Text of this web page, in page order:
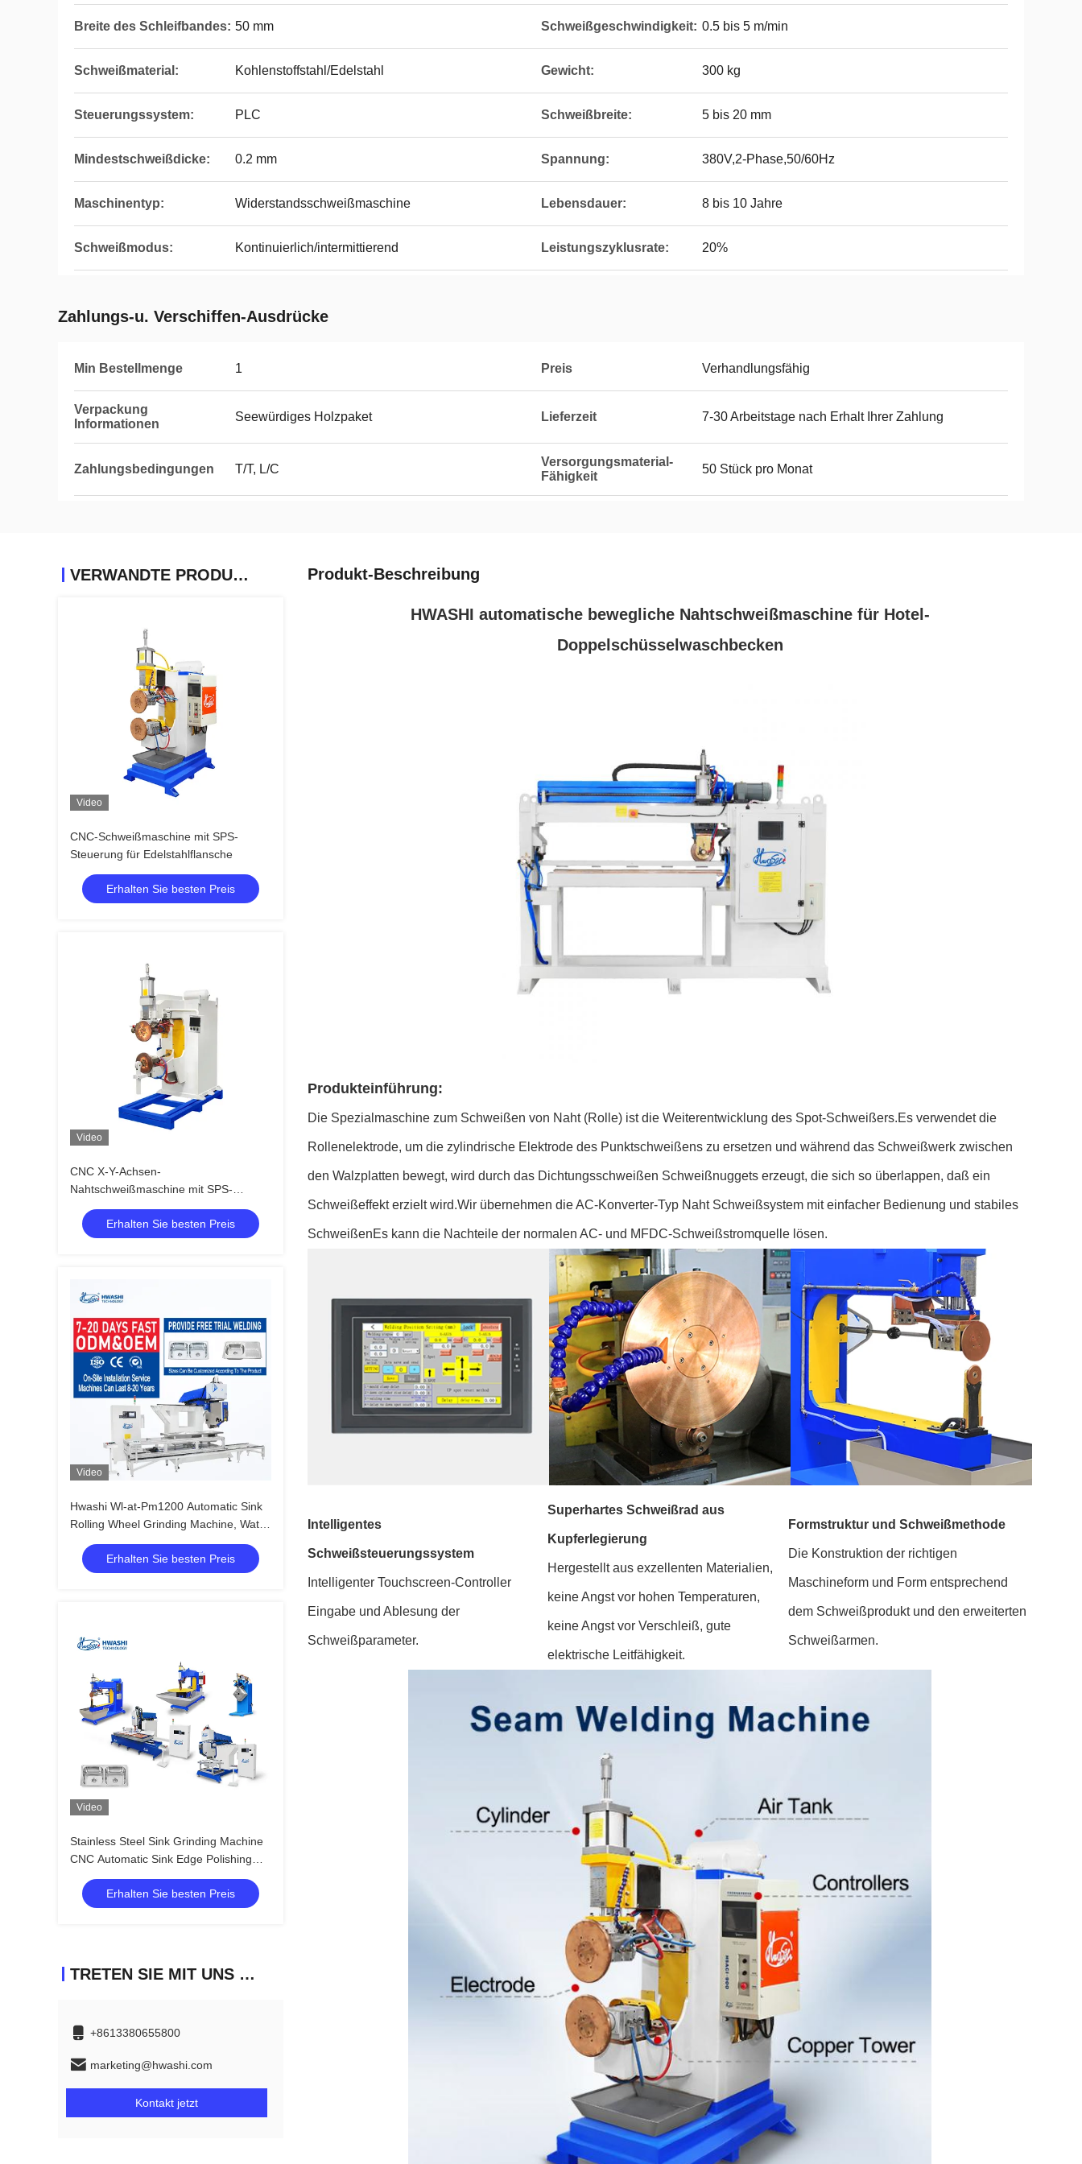
Breite des Schleifbandes: 50 mm Schweißgeschwindigkeit: 0.5 bis 5 m/min
Schweißmaterial: Kohlenstoffstahl/Edelstahl Gewicht: 300 kg
Steuerungssystem: PLC Schweißbreite: 5 bis 20 mm
Mindestschweißdicke: 0.2 mm Spannung: 380V,2-Phase,50/60Hz
Maschinentyp: Widerstandsschweißmaschine Lebensdauer: 8 bis 10 Jahre
Schweißmodus: Kontinuierlich/intermittierend Leistungszyklusrate: 20%
Zahlungs-u. Verschiffen-Ausdrücke
Min Bestellmenge 1 Preis Verhandlungsfähig
Verpackung
Informationen
Seewürdiges Holzpaket Lieferzeit 7-30 Arbeitstage nach Erhalt Ihrer Zahlung
Zahlungsbedingungen T/T, L/C
Versorgungsmaterial-
Fähigkeit
50 Stück pro Monat
VERWANDTE PRODUKTE
Video
CNC-Schweißmaschine mit SPS-
Steuerung für Edelstahlflansche
Erhalten Sie besten Preis
Video
CNC X-Y-Achsen-
Nahtschweißmaschine mit SPS-
Steuerungssystem für
Edelstahlflansche
Erhalten Sie besten Preis
Video
Hwashi Wl-at-Pm1200 Automatic Sink
Rolling Wheel Grinding Machine, Water
Tank Welding Production Line
Erhalten Sie besten Preis
Video
Stainless Steel Sink Grinding Machine
CNC Automatic Sink Edge Polishing
Machine
Erhalten Sie besten Preis
TRETEN SIE MIT UNS IN VERBINDUNG
+8613380655800
marketing@hwashi.com
Kontakt jetzt
Produkt-Beschreibung
HWASHI automatische bewegliche Nahtschweißmaschine für Hotel-
Doppelschüsselwaschbecken
Produkteinführung:
Die Spezialmaschine zum Schweißen von Naht (Rolle) ist die Weiterentwicklung des Spot-Schweißers.Es verwendet die
Rollenelektrode, um die zylindrische Elektrode des Punktschweißens zu ersetzen und während das Schweißwerk zwischen
den Walzplatten bewegt, wird durch das Dichtungsschweißen Schweißnuggets erzeugt, die sich so überlappen, daß ein
Schweißeffekt erzielt wird.Wir übernehmen die AC-Konverter-Typ Naht Schweißsystem mit einfacher Bedienung und stabiles
SchweißenEs kann die Nachteile der normalen AC- und MFDC-Schweißstromquelle lösen.
Intelligentes
Schweißsteuerungssystem
Intelligenter Touchscreen-Controller
Eingabe und Ablesung der
Schweißparameter.
Superhartes Schweißrad aus
Kupferlegierung
Hergestellt aus exzellenten Materialien,
keine Angst vor hohen Temperaturen,
keine Angst vor Verschleiß, gute
elektrische Leitfähigkeit.
Formstruktur und Schweißmethode
Die Konstruktion der richtigen
Maschineform und Form entsprechend
dem Schweißprodukt und den erweiterten
Schweißarmen.